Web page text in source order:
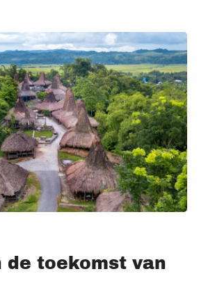
de toekomst van